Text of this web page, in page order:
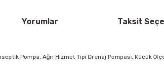
Yorumlar Taksit
Pompa, Ağır Hizmet Tipi Drenaj Pompası, Küçük